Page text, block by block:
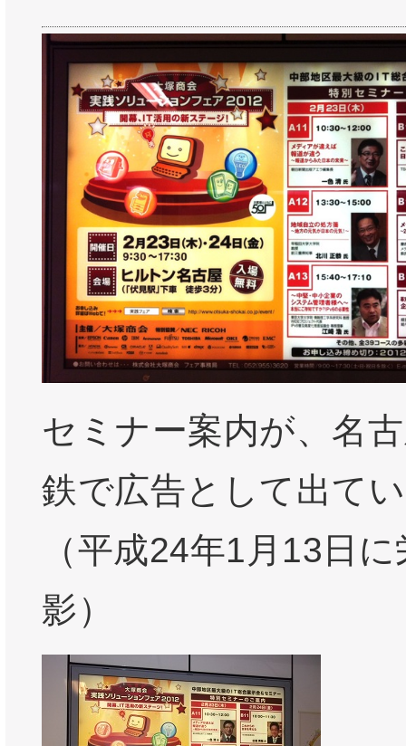
セミナー案内が、名
鉄で広告として出て
（平成24年1月13日
影）